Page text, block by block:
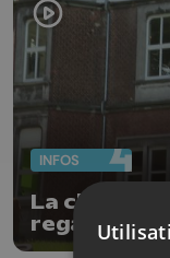
INFOS
La
regard,